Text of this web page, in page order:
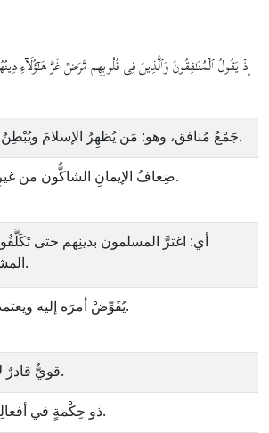
إِذۡ یَقُولُٱلۡمُنَـٰفِقُونَوَٱلَّذِینَفِی قُلُوبِهِم مَّرَضٌغَرَّ هَـٰۤؤُلَاۤءِ
جَمْعُ مُنافق، وهو: مَن يُظهِرُ الإسلامَ ويُبْطِنُ الكفرَ.
ضِعافُ الإيمانِ الشاكُّون من غيرِ نِفاقٍ.
أي: اغترَّ المسلمون بدينِهم حتى
المشركين.
يُفَوِّضْ أمرَه إليه ويعتمدْ عليه.
قويٌّ قادرٌ لا يُقْهَرُ.
ذو حِكْمةٍ في أفعالِه كلِّها.